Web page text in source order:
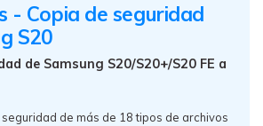
- Copia de seguridad
S20
de Samsung S20/S20+/S20 FE a
de más de 18 tipos de archivos